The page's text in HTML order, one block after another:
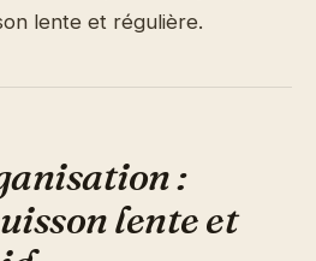
lente et régulière.
:
lente et